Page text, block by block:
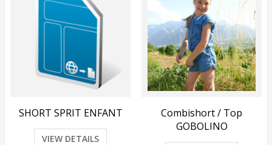
SHORT SPRIT ENFANT
VIEW DETAILS
Combishort / Top
GOBOLINO